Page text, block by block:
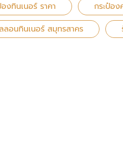
องทินเนอร์ ราคา กระป๋อง
อนทินเนอร์ สมุทรสาคร